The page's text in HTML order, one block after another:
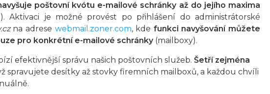
poštovní kvótu e-mailové schránky až do jejího maxima
Aktivaci je možné provést po přihlášení do administrátorské
na adrese webmail.zoner.com, kde funkci navyšování můžete
pro konkrétní e-mailové schránky(mailboxy).
efektivnější správu našich poštovních služeb. Šetří zejména
spravujete desítky až stovky firemních mailboxů, a každou chvíli